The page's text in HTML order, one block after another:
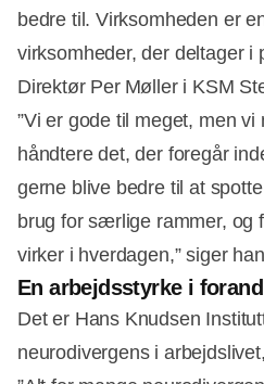
bedre til. Virksomheden er
virksomheder, der deltager i
Direktør Per Møller i KSM
”Vi er gode til meget, men
håndtere det, der foregår
gerne blive bedre til at
brug for særlige rammer, og
virker i hverdagen,” siger
En arbejdsstyrke i
Det er Hans Knudsen
neurodivergens i